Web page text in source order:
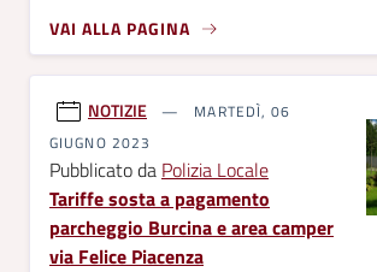
VAI ALLA PAGINA
NOTIZIE
MARTEDÌ, 06
GIUGNO 2023
Pubblicato da Polizia Locale
Tariffe sosta a pagamento
parcheggio Burcina e area camper
via Felice Piacenza